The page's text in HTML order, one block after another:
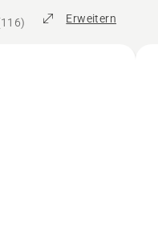
116) Erweitern